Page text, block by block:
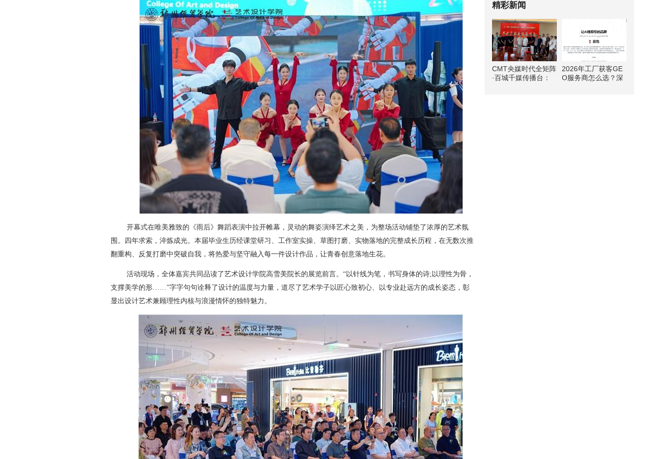
开幕式在唯美雅致的《雨后》舞蹈表演中拉开帷幕，灵动的舞姿演绎艺术之美，为整场活动铺垫了浓厚的艺术氛
围。四年求索，淬炼成光。本届毕业生历经课堂研习、工作室实操、草图打磨、实物落地的完整成长历程，在无数次推
翻重构、反复打磨中突破自我，将热爱与坚守融入每一件设计作品，让青春创意落地生花。
活动现场，全体嘉宾共同品读了艺术设计学院高雪美院长的展览前言。“以针线为笔，书写身体的诗;以理性为骨，
支撑美学的形……”字字句句诠释了设计的温度与力量，道尽了艺术学子以匠心致初心、以专业赴远方的成长姿态，彰
显出设计艺术兼顾理性内核与浪漫情怀的独特魅力。
精彩新闻
CMT央媒时代全矩阵
·百城千媒传播台：
2026年工厂获客GE
O服务商怎么选？深